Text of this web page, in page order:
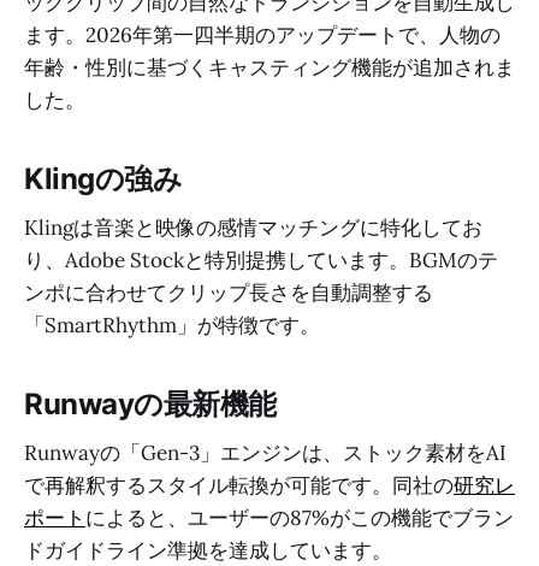
ます。2026年第一四半期のアップデートで、人物の
年齢・性別に基づくキャスティング機能が追加されま
した。
Klingの強み
Klingは音楽と映像の感情マッチングに特化してお
り、Adobe Stockと特別提携しています。BGMのテ
ンポに合わせてクリップ長さを自動調整する
「SmartRhythm」が特徴です。
Runwayの最新機能
Runwayの「Gen-3」エンジンは、ストック素材をAI
で再解釈するスタイル転換が可能です。同社の研究レ
ポート によると、ユーザーの87%がこの機能でブラン
ドガイドライン準拠を達成しています。